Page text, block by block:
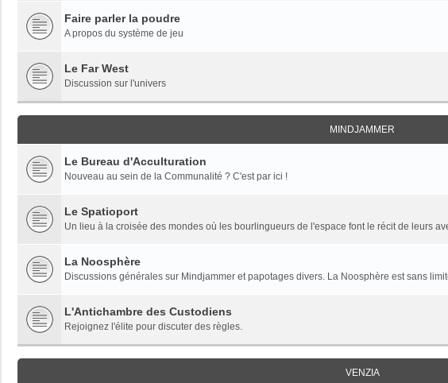
Faire parler la poudre
A propos du système de jeu
Le Far West
Discussion sur l'univers
MINDJAMMER
Le Bureau d'Acculturation
Nouveau au sein de la Communalité ? C'est par ici !
Le Spatioport
Un lieu à la croisée des mondes où les bourlingueurs de l'espace font le récit de leurs
La Noosphère
Discussions générales sur Mindjammer et papotages divers. La Noosphère est sans
L'Antichambre des Custodiens
Rejoignez l'élite pour discuter des règles.
VENZIA